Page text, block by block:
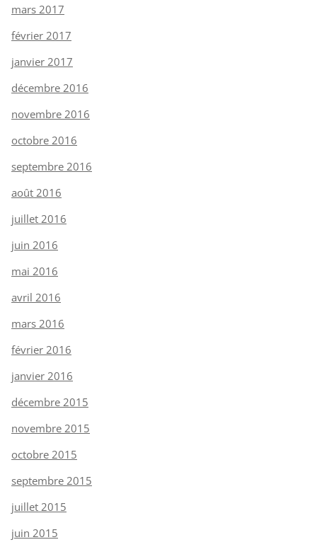
mars 2017
février 2017
janvier 2017
décembre 2016
novembre 2016
octobre 2016
septembre 2016
août 2016
juillet 2016
juin 2016
mai 2016
avril 2016
mars 2016
février 2016
janvier 2016
décembre 2015
novembre 2015
octobre 2015
septembre 2015
juillet 2015
juin 2015